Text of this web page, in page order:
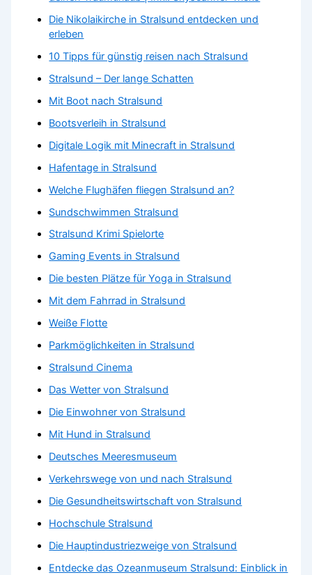
Die Nikolaikirche in Stralsund entdecken und
erleben
10 Tipps für günstig reisen nach Stralsund
Stralsund – Der lange Schatten
Mit Boot nach Stralsund
Bootsverleih in Stralsund
Digitale Logik mit Minecraft in Stralsund
Hafentage in Stralsund
Welche Flughäfen fliegen Stralsund an?
Sundschwimmen Stralsund
Stralsund Krimi Spielorte
Gaming Events in Stralsund
Die besten Plätze für Yoga in Stralsund
Mit dem Fahrrad in Stralsund
Weiße Flotte
Parkmöglichkeiten in Stralsund
Stralsund Cinema
Das Wetter von Stralsund
Die Einwohner von Stralsund
Mit Hund in Stralsund
Deutsches Meeresmuseum
Verkehrswege von und nach Stralsund
Die Gesundheitswirtschaft von Stralsund
Hochschule Stralsund
Die Hauptindustriezweige von Stralsund
Entdecke das Ozeanmuseum Stralsund: Einblick in